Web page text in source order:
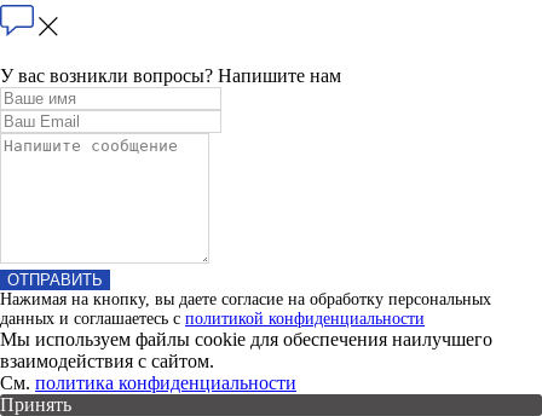
У вас возникли вопросы? Напишите нам
ОТПРАВИТЬ
Нажимая на кнопку, вы даете согласие на обработку персональных
данных и соглашаетесь c политикой конфиденциальности
Мы используем файлы cookie для обеспечения наилучшего
взаимодействия с сайтом.
См. политика конфиденциальности
Принять